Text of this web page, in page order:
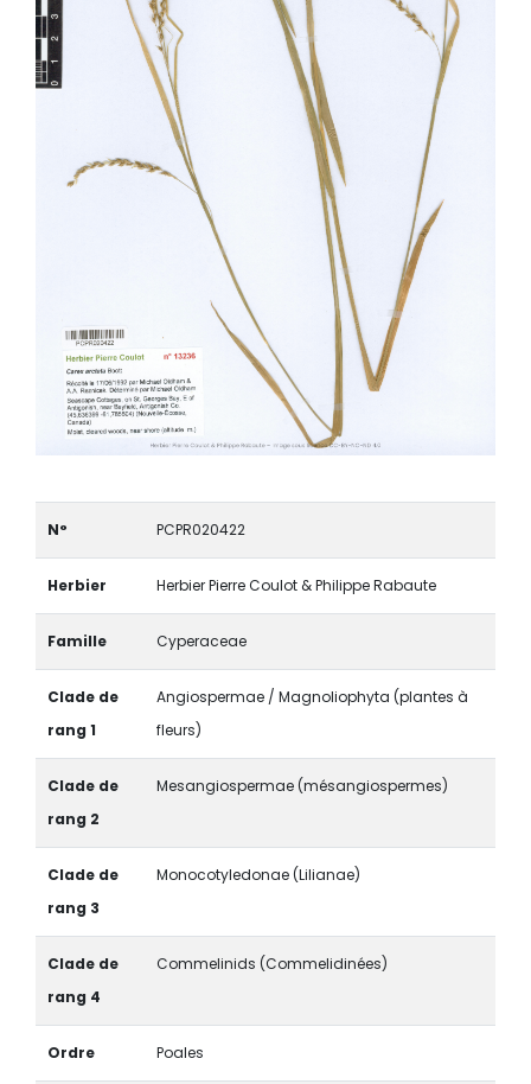
N° PCPR020422
Herbier Herbier Pierre Coulot & Philippe Rabaute
Famille Cyperaceae
Clade de
rang 1
Angiospermae / Magnoliophyta (plantes à
fleurs)
Clade de
rang 2
Mesangiospermae (mésangiospermes)
Clade de
rang 3
Monocotyledonae (Lilianae)
Clade de
rang 4
Commelinids (Commelidinées)
Ordre Poales